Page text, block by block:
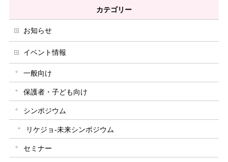
カテゴリー
お知らせ
イベント情報
一般向け
保護者・子ども向け
シンポジウム
リケジョ-未来シンポジウム
セミナー